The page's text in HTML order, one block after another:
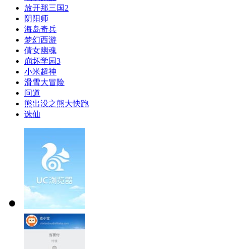
放开那三国2
阴阳师
海岛奇兵
梦幻西游
倩女幽魂
崩坏学园3
小米超神
滑雪大冒险
问道
熊出没之熊大快跑
诛仙